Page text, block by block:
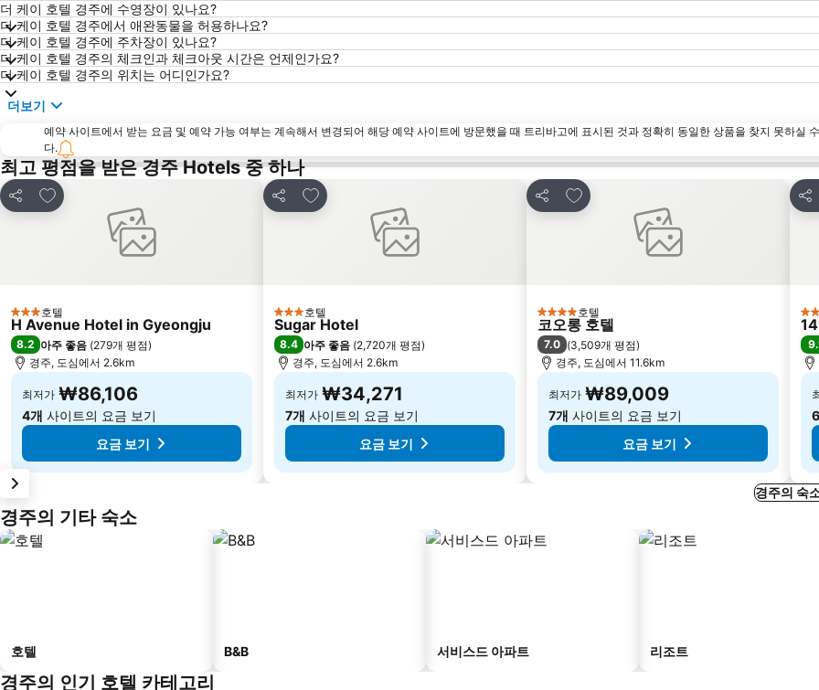
더 케이 호텔 경주에 수영장이 있나요?
더 케이 호텔 경주에서 애완동물을 허용하나요?
더 케이 호텔 경주에 주차장이 있나요?
더 케이 호텔 경주의 체크인과 체크아웃 시간은 언제인가요?
더 케이 호텔 경주의 위치는 어디인가요?
더보기
예약 사이트에서 받는 요금 및 예약 가능 여부는 계속해서 변경되어 해당 예약 사이트에 방문했을 때 트리바고에 표시된 것과 정확히 동일한 상품을 찾지 못하실
다.
최고 평점을 받은 경주 Hotels 중 하나
공유
즐겨찾기에 추가
3 성급호텔
H Avenue Hotel in Gyeongju
8.2 아주 좋음 (279개 평점)
경주, 도심에서 2.6km
최저가 ₩86,106
4개 사이트의 요금 보기
요금 보기
공유
즐겨찾기에 추가
3 성급호텔
Sugar Hotel
8.4 아주 좋음 (2,720개 평점)
경주, 도심에서 2.6km
최저가 ₩34,271
7개 사이트의 요금 보기
요금 보기
공유
즐겨찾기에 추가
4 성급 호텔
코오롱 호텔
7.0 (3,509개 평점)
경주, 도심에서 11.6km
최저가 ₩89,009
7개 사이트의 요금 보기
요금 보기
공유
3
경주의 숙
경주의 기타 숙소
호텔 B&B 서비스드 아파트 리조트
경주의 인기 호텔 카테고리